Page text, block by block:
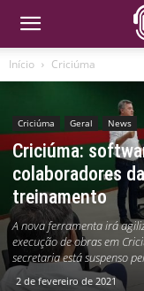
Início Criciúma
Criciúma Geral News
Criciúma:
colaboradores
treinamento
A nova ferramenta irá
execução de obras em
secretaria está suspenso
2 de fevereiro de 2021